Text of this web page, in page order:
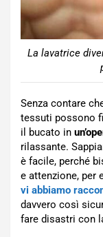
La lavatrice
Senza contare
tessuti possono
il bucato in
rilassante.
è facile, perché
e attenzione, per
vi abbiamo
davvero così
fare disastri con